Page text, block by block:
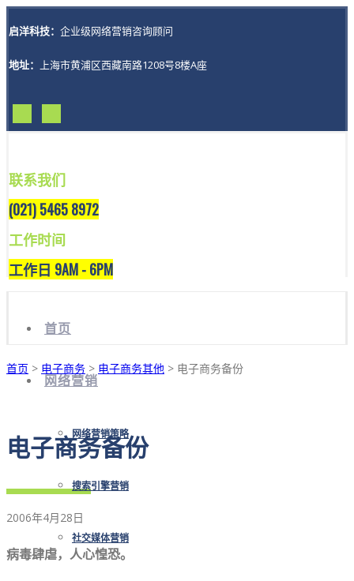
启洋科技： 企业级网络营销咨询顾问
地址： 上海市黄浦区西藏南路1208号8楼A座
联系我们
(021) 5465 8972
工作时间
工作日 9AM - 6PM
首页
网络营销
网络营销策略
搜索引擎营销
社交媒体营销
首页 > 电子商务 > 电子商务其他 > 电子商务备份
电子商务备份
2006年4月28日
病毒肆虐，人心惶恐。